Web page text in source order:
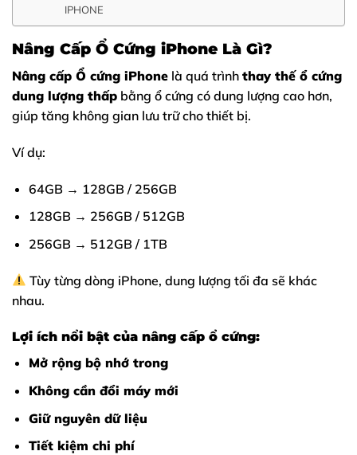
IPHONE
Nâng Cấp Ổ Cứng iPhone Là Gì?
Nâng cấp Ổ cứng iPhone là quá trình thay thế ổ cứng
dung lượng thấp bằng ổ cứng có dung lượng cao hơn,
giúp tăng không gian lưu trữ cho thiết bị.
Ví dụ:
64GB → 128GB / 256GB
128GB → 256GB / 512GB
256GB → 512GB / 1TB
Tùy từng dòng iPhone, dung lượng tối đa sẽ khác
nhau.
Lợi ích nổi bật của nâng cấp ổ cứng:
Mở rộng bộ nhớ trong
Không cần đổi máy mới
Giữ nguyên dữ liệu
Tiết kiệm chi phí